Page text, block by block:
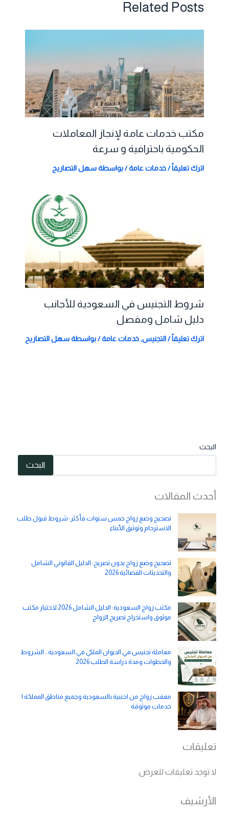
Related Posts
مكتب خدمات عامة لإنجاز المعاملات
الحكومية باحترافية و سرعة
اترك تعليقاً /خدمات عامة/ بواسطة سهل التصاريح
شروط التجنيس في السعودية للأجانب
دليل شامل ومفصل
اترك تعليقاً/التجنيس,خدمات عامة/ بواسطة سهل التصاريح
البحث
البحث
أحدث المقالات
تصحيح وضع زواج خمس سنوات فأكثر: شروط قبول طلب
الاسترحام وتوثيق الأبناء
تصحيح وضع زواج بدون تصريح: الدليل القانوني الشامل
والتحديثات القضائية 2026
مكتب زواج السعودية: الدليل الشامل 2026 لاختيار مكتب
موثوق واستخراج تصريح الزواج
معاملة تجنيس في الديوان الملكي في السعودية.. الشروط
والخطوات ومدة دراسة الطلب 2026
معقب زواج من اجنبية بالسعودية وجميع مناطق المملكة |
خدمات موثوقة
تعليقات
لا توجد تعليقات للعرض.
الأرشيف